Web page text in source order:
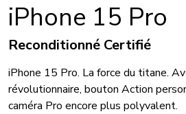
iPhone 15 Pro
Reconditionné Certifié
iPhone 15 Pro. La force du titane.
révolutionnaire, bouton Action
caméra Pro encore plus polyvalent.